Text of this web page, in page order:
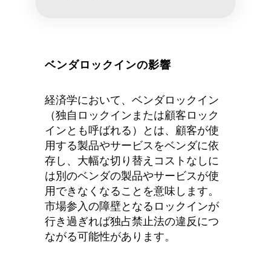
ベンダロックインの影響
経済学において、ベンダロックイン
（独自ロックインまたは顧客ロック
インとも呼ばれる）とは、顧客が使
用する製品やサービスをベンダに依
存し、大幅な切り替えコストなしに
は別のベンダの製品やサービスが使
用できなくなることを意味します。
市場参入の障壁となるロックインが
行き過ぎれば独占禁止法の違反につ
ながる可能性があります。